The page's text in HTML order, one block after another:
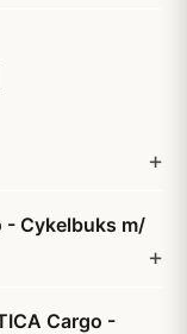
- Cykelbuks m/
Cargo -